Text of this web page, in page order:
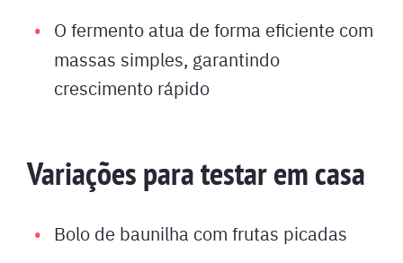
O fermento atua de forma eficiente com
massas simples, garantindo
crescimento rápido
Variações para testar em casa
Bolo de baunilha com frutas picadas